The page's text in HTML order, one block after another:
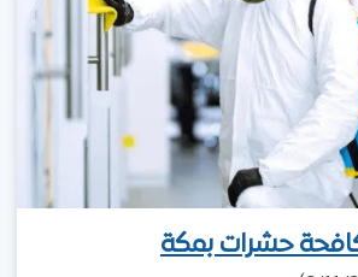
حشرات بمكة